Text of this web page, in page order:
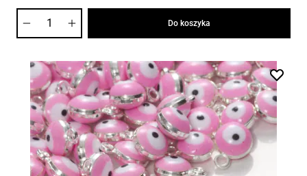
Do koszyka